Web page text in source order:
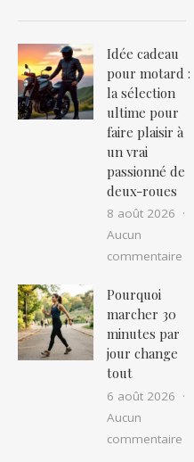
Idée cadeau
pour motard :
la sélection
ultime pour
faire plaisir à
un vrai
passionné de
deux-roues
8 août 2026
Aucun
commentaire
Pourquoi
marcher 30
minutes par
jour change
tout
6 août 2026
Aucun
commentaire